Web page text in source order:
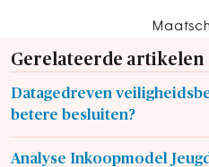
Gerelateerde artikelen
Datagedreven
betere besluiten?
Analyse Inkoopmodel